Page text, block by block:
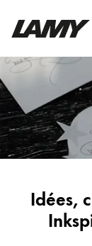
Instruments
Stylo-
Stylo-bille
Stylo à
Digital Writing
Inspiring
writing
Idées,